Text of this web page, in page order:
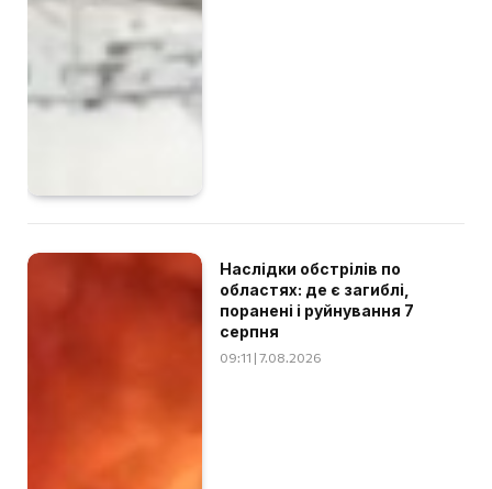
Наслідки обстрілів по
областях: де є загиблі,
поранені і руйнування 7
серпня
09:11 | 7.08.2026